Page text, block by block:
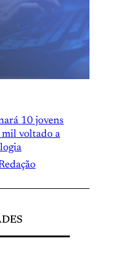
10 jovens
voltado a